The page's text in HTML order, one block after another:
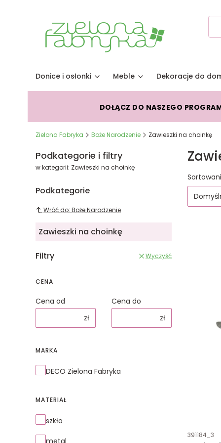
Donice i osłonki Meble Dekoracje do
DOŁĄCZ DO NASZEGO
Zielona Fabryka Boże Narodzenie Zawieszki na choinkę
Podkategorie i filtry
w kategorii: Zawieszki na choinkę
Podkategorie
Wróć do: Boże Narodzenie
Zawieszki na choinkę
Filtry Wyczyść
CENA
Cena od
zł
Cena do
zł
MARKA
Marka
DECO Zielona Fabryka
MATERIAŁ
Materiał
szkło
metal
Lista
Kod
391184_3